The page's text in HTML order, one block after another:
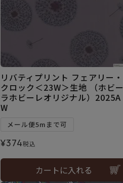
リバティプリント フェアリー・
クロック＜23W＞生地 （ホビー
ラホビーレオリジナル）2025A
W
メール便5mまで可
¥374税込
カートに入れる